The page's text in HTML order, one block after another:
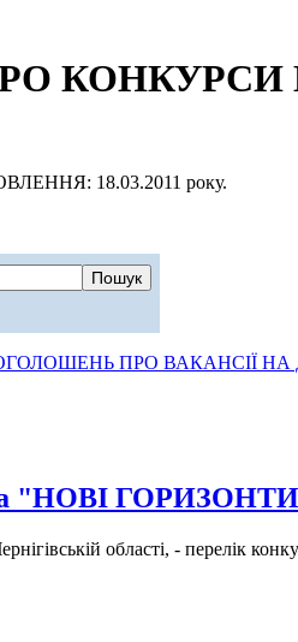
КОНКУРСИ
18.03.2011 року.
ПРО ВАКАНСІЇ НА
"НОВІ
області, - перелік